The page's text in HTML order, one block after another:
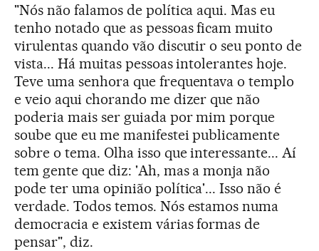
"Nós não falamos de política aqui. Mas eu
tenho notado que as pessoas ficam muito
virulentas quando vão discutir o seu ponto de
vista... Há muitas pessoas intolerantes hoje.
Teve uma senhora que frequentava o templo
e veio aqui chorando me dizer que não
poderia mais ser guiada por mim porque
soube que eu me manifestei publicamente
sobre o tema. Olha isso que interessante... Aí
tem gente que diz: 'Ah, mas a monja não
pode ter uma opinião política'... Isso não é
verdade. Todos temos. Nós estamos numa
democracia e existem várias formas de
pensar", diz.